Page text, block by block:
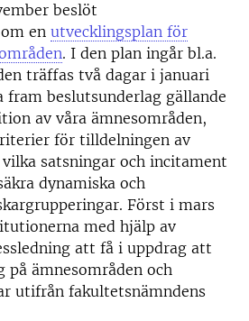
beslöt
en utvecklingsplan för
. I den plan ingår bl.a.
träffas två dagar i januari
beslutsunderlag gällande
av våra ämnesområden,
för tilldelningen av
satsningar och incitament
dynamiska och
Först i mars
med hjälp av
att få i uppdrag att
på ämnesområden och
utifrån fakultetsnämndens